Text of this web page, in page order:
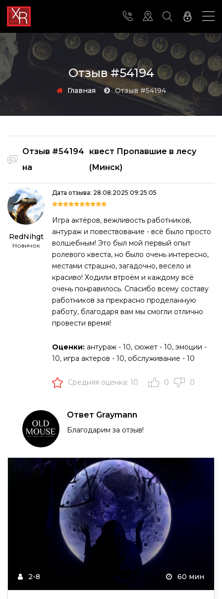
Отзыв #54194
Главная Отзыв #54194
Отзыв #54194
на
квест Пропавшие в лесу
(Минск)
RedNihgt
Новичок
Дата отзыва: 28.08.2025 09:25:05
Игра актёров, вежливость работников,
антураж и повествование - всё было просто
волшебным! Это был мой первый опыт
ролевого квеста, но было очень интересно,
местами страшно, загадочно, весело и
красиво! Ходили втроём и каждому всё
очень понравилось. Спасибо всему составу
работников за прекрасно проделанную
работу, благодаря вам мы смогли отлично
провести время!
Оценки: антураж - 10, сюжет - 10, эмоции -
10, игра актеров - 10, обслуживание - 10
Средняя оценка: 10 0 0
Ответ Graymann
Благодарим за отзыв!
2-8 60 мин